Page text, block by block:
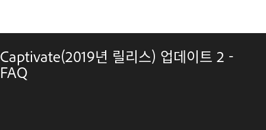
Captivate(2019년 릴리스) 업데이트 2 -
FAQ